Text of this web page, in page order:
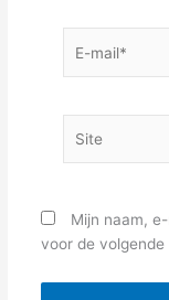
mail*
Mijn naam,
voor de